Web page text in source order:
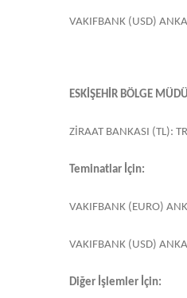
VAKIFBANK (USD)
ESKİŞEHİR BÖLGE
ZİRAAT BANKASI (TL):
Teminatlar İçin:
VAKIFBANK (EURO)
VAKIFBANK (USD)
Diğer İşlemler İçin: